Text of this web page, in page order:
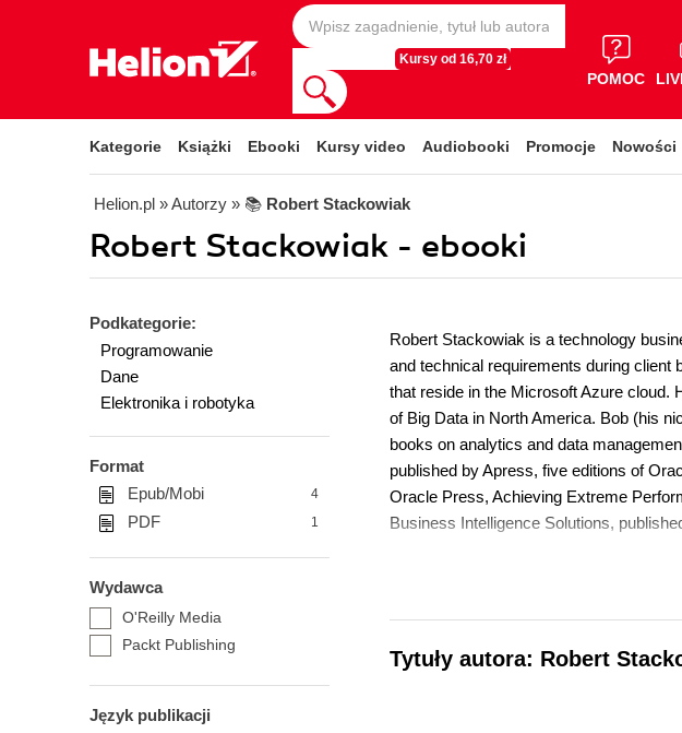
Kursy od 16,70 zł
POMOC
Kategorie Książki Ebooki Kursy video Audiobooki Promocje Nowości
Helion.pl » Autorzy » 📚 Robert Stackowiak
Robert Stackowiak - ebooki
Podkategorie:
Programowanie
Dane
Elektronika i robotyka
Format
Epub/Mobi
4
PDF 1
Wydawca
O'Reilly Media
Packt Publishing
Język publikacji
Robert Stackowiak is a technology
and technical requirements during client
that reside in the Microsoft Azure cloud.
of Big Data in North America. Bob (his
books on analytics and data
published by Apress, five editions of
Oracle Press, Achieving Extreme
Business Intelligence Solutions,
Tytuły autora: Robert